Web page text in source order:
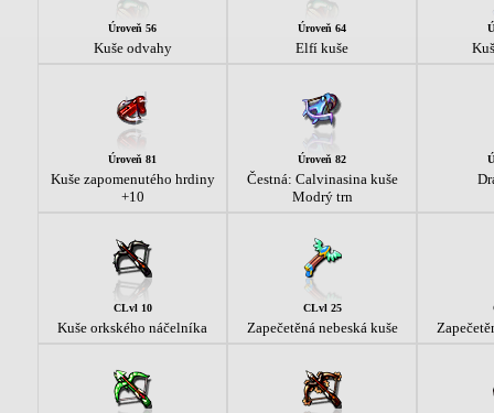
Úroveň 56
Kuše odvahy
Úroveň 64
Elfí kuše
Úroveň 81
Kuše zapomenutého hrdiny
+10
Úroveň 82
Čestná: Calvinasina kuše
Modrý trn
CLvl 10
Kuše orkského náčelníka
CLvl 25
Zapečetěná nebeská kuše